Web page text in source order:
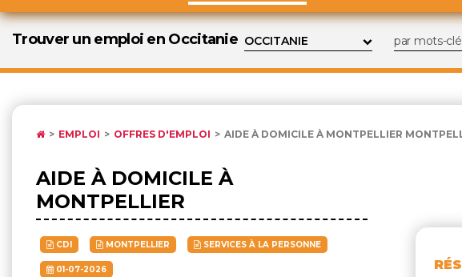
Trouver un emploi en Occitanie
EMPLOI OFFRES D'EMPLOI AIDE À DOMICILE À MONTPELLIER
AIDE À DOMICILE À
MONTPELLIER
CDI MONTPELLIER SERVICES À LA PERSONNE
01-07-2026